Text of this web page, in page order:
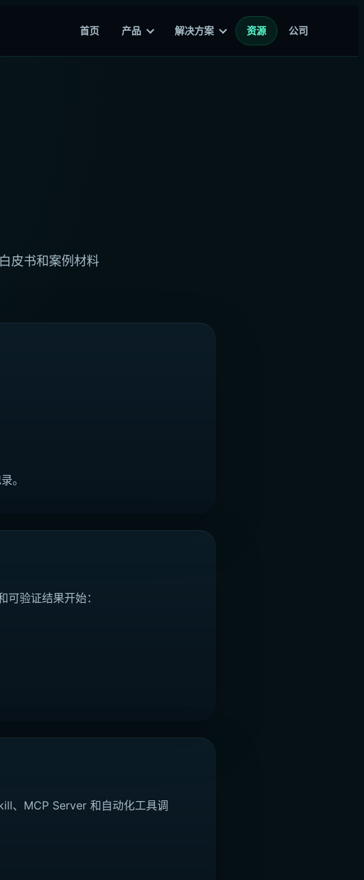
首页 产品 解决方案 资源 公司
皮书和案例材料
。
验证结果开始：
、MCP Server 和自动化工具调